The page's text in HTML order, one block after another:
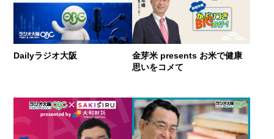
Dailyラジオ大阪
金芽米 presents お米で健康
思いをコメて